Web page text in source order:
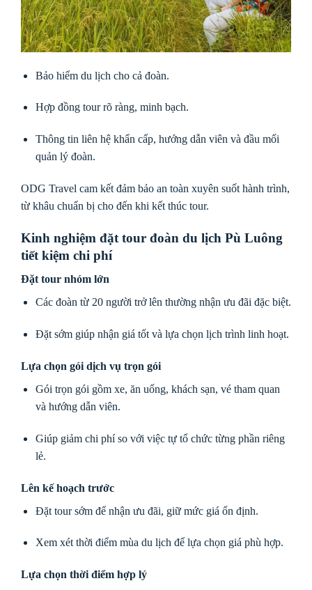
Bảo hiểm du lịch cho cả đoàn.
Hợp đồng tour rõ ràng, minh bạch.
Thông tin liên hệ khẩn cấp, hướng dẫn viên và đầu mối
quản lý đoàn.
ODG Travel cam kết đảm bảo an toàn xuyên suốt hành trình,
từ khâu chuẩn bị cho đến khi kết thúc tour.
Kinh nghiệm đặt tour đoàn du lịch Pù Luông
tiết kiệm chi phí
Đặt tour nhóm lớn
Các đoàn từ 20 người trở lên thường nhận ưu đãi đặc biệt.
Đặt sớm giúp nhận giá tốt và lựa chọn lịch trình linh hoạt.
Lựa chọn gói dịch vụ trọn gói
Gói trọn gói gồm xe, ăn uống, khách sạn, vé tham quan
và hướng dẫn viên.
Giúp giảm chi phí so với việc tự tổ chức từng phần riêng
lẻ.
Lên kế hoạch trước
Đặt tour sớm để nhận ưu đãi, giữ mức giá ổn định.
Xem xét thời điểm mùa du lịch để lựa chọn giá phù hợp.
Lựa chọn thời điểm hợp lý